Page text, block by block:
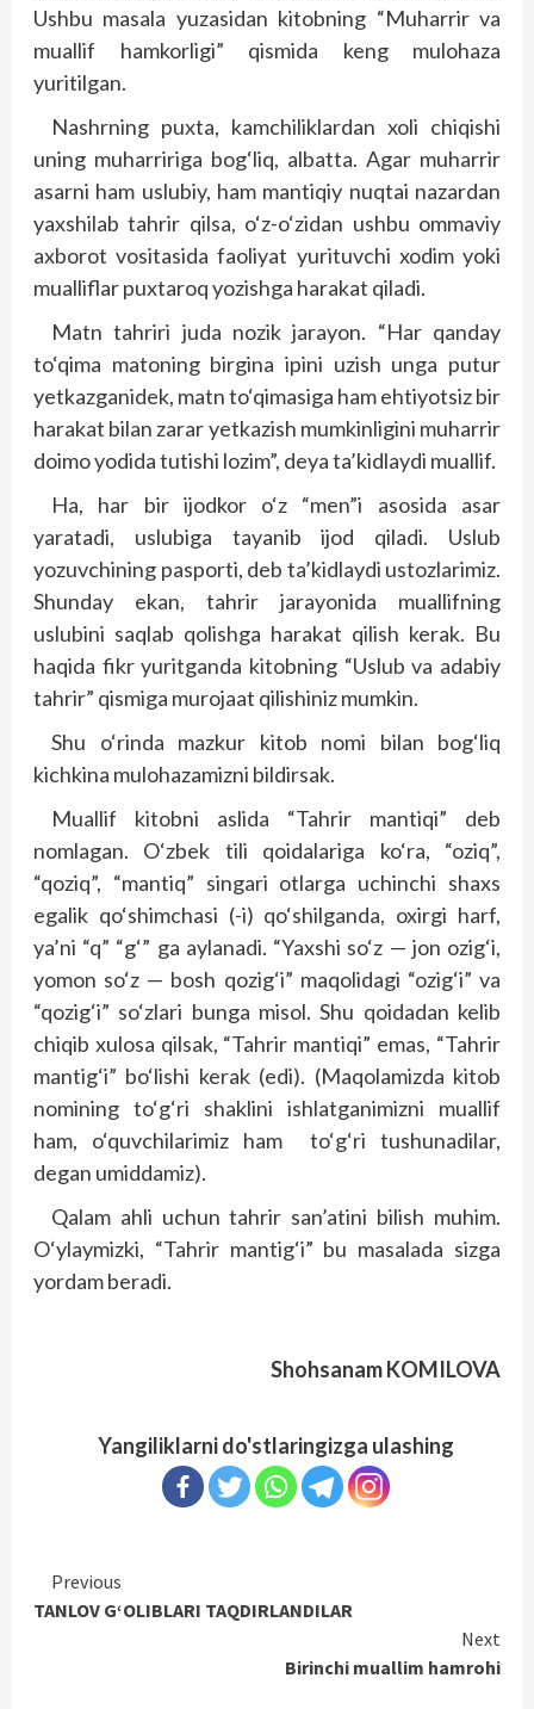
Ushbu masala yuzasidan kitobning “Muharrir va
muallif hamkorligi” qismida keng mulohaza
yuritilgan.
Nashrning puxta, kamchiliklardan xoli chiqishi
uning muharririga bog‘liq, albatta. Agar muharrir
asarni ham uslubiy, ham mantiqiy nuqtai nazardan
yaxshilab tahrir qilsa, o‘z-o‘zidan ushbu ommaviy
axborot vositasida faoliyat yurituvchi xodim yoki
mualliflar puxtaroq yozishga harakat qiladi.
Matn tahriri juda nozik jarayon. “Har qanday
to‘qima matoning birgina ipini uzish unga putur
yetkazganidek, matn to‘qimasiga ham ehtiyotsiz bir
harakat bilan zarar yetkazish mumkinligini muharrir
doimo yodida tutishi lozim”, deya ta’kidlaydi muallif.
Ha, har bir ijodkor o‘z “men”i asosida asar
yaratadi, uslubiga tayanib ijod qiladi. Uslub
yozuvchining pasporti, deb ta’kidlaydi ustozlarimiz.
Shunday ekan, tahrir jarayonida muallifning
uslubini saqlab qolishga harakat qilish kerak. Bu
haqida fikr yuritganda kitobning “Uslub va adabiy
tahrir” qismiga murojaat qilishiniz mumkin.
Shu o‘rinda mazkur kitob nomi bilan bog‘liq
kichkina mulohazamizni bildirsak.
Muallif kitobni aslida “Tahrir mantiqi” deb
nomlagan. O‘zbek tili qoidalariga ko‘ra, “oziq”,
“qoziq”, “mantiq” singari otlarga uchinchi shaxs
egalik qo‘shimchasi (-i) qo‘shilganda, oxirgi harf,
ya’ni “q” “g‘” ga aylanadi. “Yaxshi so‘z — jon ozig‘i,
yomon so‘z — bosh qozig‘i” maqolidagi “ozig‘i” va
“qozig‘i” so‘zlari bunga misol. Shu qoidadan kelib
chiqib xulosa qilsak, “Tahrir mantiqi” emas, “Tahrir
mantig‘i” bo‘lishi kerak (edi). (Maqolamizda kitob
nomining to‘g‘ri shaklini ishlatganimizni muallif
ham, o‘quvchilarimiz ham to‘g‘ri tushunadilar,
degan umiddamiz).
Qalam ahli uchun tahrir san’atini bilish muhim.
O‘ylaymizki, “Tahrir mantig‘i” bu masalada sizga
yordam beradi.
Shohsanam KOMILOVA
Yangiliklarni do'stlaringizga ulashing
Continue
Reading
Previous
TANLOV G‘OLIBLARI TAQDIRLANDILAR
Next
Birinchi muallim hamrohi